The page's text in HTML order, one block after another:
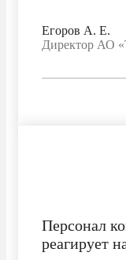
Егоров A. E.
Директор АО
Персонал
реагирует